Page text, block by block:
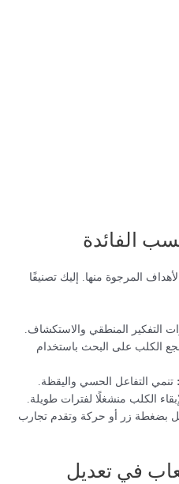
الفائدة
المرجوة منها. إليك تصنيفًا
التفكير المنطقي والاستكشاف.
الكلب على البحث باستخدام
تنمي التفاعل الحسي واليقظة.
الكلب منشغلًا لفترات طويلة.
بضغطة زر أو حركة وتقدم تجارب
في تعديل